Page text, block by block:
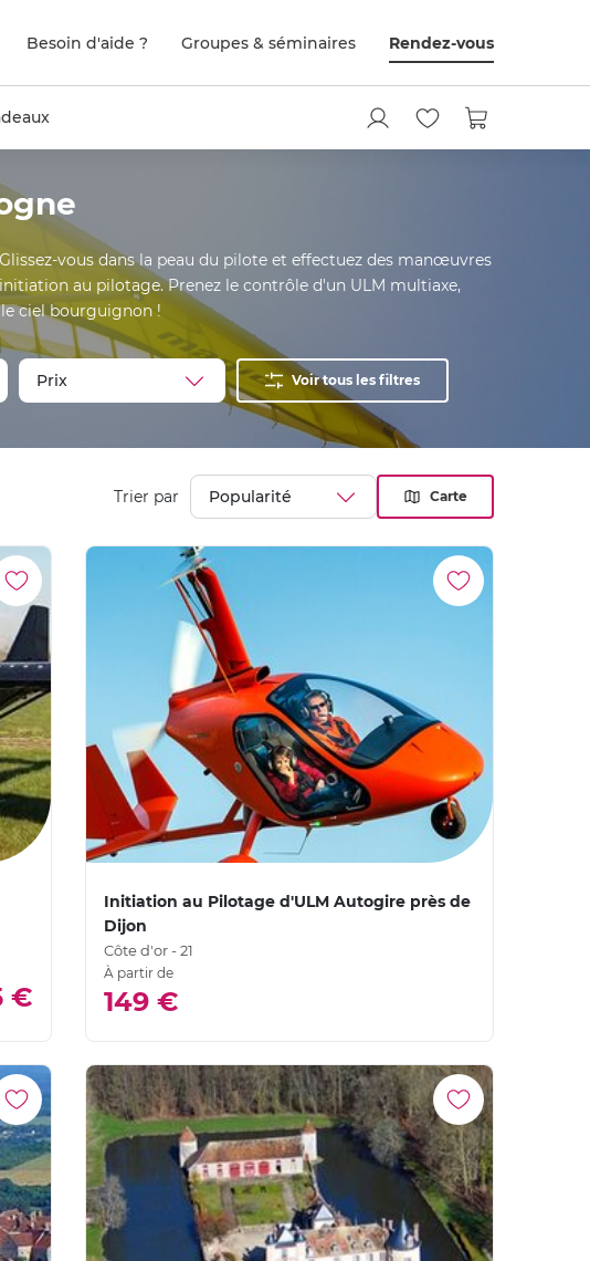
Besoin d'aide ? Groupes & séminaires Rendez-vous
vous dans la peau du pilote et effectuez des manœuvres
au pilotage. Prenez le contrôle d'un ULM multiaxe,
ciel bourguignon !
Voir tous les filtres
Trier par Carte
€
Initiation au Pilotage d'ULM Autogire près de
Dijon
Côte d'or - 21
À partir de
149 €